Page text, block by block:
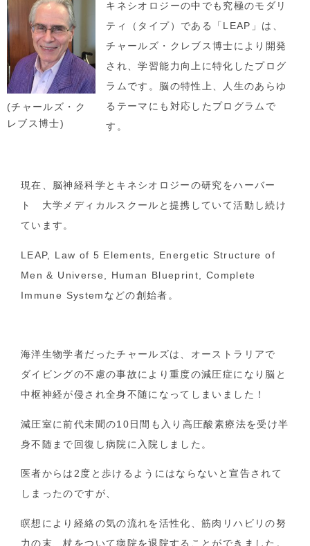
(チャールズ・ク
レブス博士)
キネシオロジーの中でも究極のモダリ
ティ（タイプ）である「LEAP」は、
チャールズ・クレブス博士により開発
され、学習能力向上に特化したプログ
ラムです。脳の特性上、人生のあらゆ
るテーマにも対応したプログラムで
す。
現在、脳神経科学とキネシオロジーの研究をハーバー
ト 大学メディカルスクールと提携していて活動し続け
ています。
LEAP, Law of 5 Elements, Energetic Structure of
Men & Universe, Human Blueprint, Complete
Immune Systemなどの創始者。
海洋生物学者だったチャールズは、オーストラリアで
ダイビングの不慮の事故により重度の減圧症になり脳と
中枢神経が侵され全身不随になってしまいました！
減圧室に前代未聞の10日間も入り高圧酸素療法を受け半
身不随まで回復し病院に入院しました。
医者からは2度と歩けるようにはならないと宣告されて
しまったのですが、
瞑想により経絡の気の流れを活性化、筋肉リハビリの努
力の末、杖をついて病院を退院することができました。